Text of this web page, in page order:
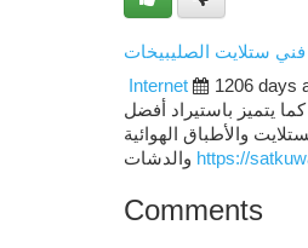
فني ستلايت الصليبيخات
Internet
1206 days
يتميز باستيراد أفضل
والأطباق الهوائية
https://
Comments